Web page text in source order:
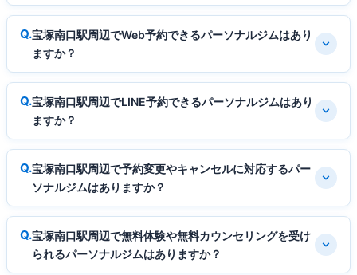
宝塚南口駅周辺でWeb予約できるパーソナルジムはあり
ますか？
宝塚南口駅周辺でLINE予約できるパーソナルジムはあり
ますか？
宝塚南口駅周辺で予約変更やキャンセルに対応するパー
ソナルジムはありますか？
宝塚南口駅周辺で無料体験や無料カウンセリングを受け
られるパーソナルジムはありますか？